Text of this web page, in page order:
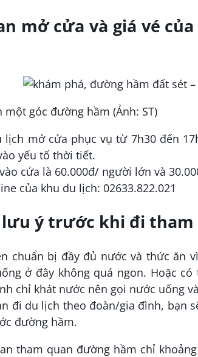
mở cửa và giá vé
một góc đường hầm (Ảnh: ST)
lịch mở cửa phục vụ từ 7h30 đến
yếu tố thời tiết.
cửa là 60.000đ/ người lớn và
của khu du lịch: 02633.822.021
ý trước khi đi
chuẩn bị đầy đủ nước và thức ăn
ở đây không quá ngon. Hoặc
chỉ khát nước nên gọi nước uống
đi du lịch theo đoàn/gia đình, bạn
đường hầm.
tham quan đường hầm chỉ